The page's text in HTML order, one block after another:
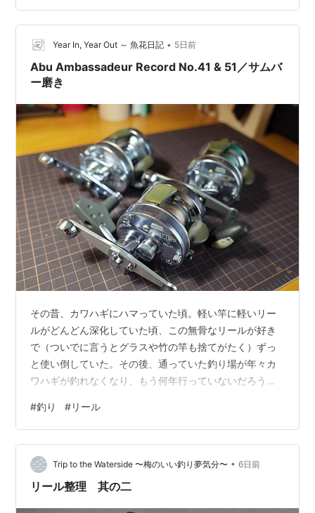
の１番安いリールを買いました！ なんで購入したかと言
いますと、 釣り動画見てたら、ダイソーの竿 使ってる人
が多くて、欲しくなったので、 ダイソーの竿用に買い足
しました！ 来週ど…
Year In, Year Out ～ 魚花日記 • 5日前
Abu Ambassadeur Record No.41 & 51／サムバ
ー磨き
その昔、カワハギにハマっていた頃。軽い竿に軽いリー
ルがどんどん深化していた頃、この無骨なリールが好き
で（ついでに言うとグラスや竹の竿も捨てがたく）ずっ
と使い倒していた。その後、通っていた釣り場が年々カ
ワハギが釣れなくなり、もう何年行っていないだろう。
なり、それはそれでまた別のAbu（5601 C4 と 4601
C3）を使っていたのだが、久しぶりに押入れの引き出し
を覗いてみると、一番古くから持っている Record 51 の
2台と、Record 41、どちらも触ると何だかどこかがベト
ベトする。それに気づいてからももう何年も経ってしま
#釣り #リール
Trip to the Waterside 〜梅のいい釣り夢気分〜 • 6日前
リール整理 其の二